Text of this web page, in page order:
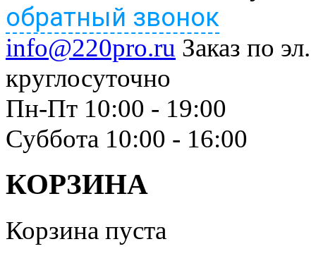
обратный звонок
info@220pro.ru Заказ по
круглосуточно
Пн-Пт 10:00 - 19:00
Суббота 10:00 - 16:00
КОРЗИНА
Корзина пуста